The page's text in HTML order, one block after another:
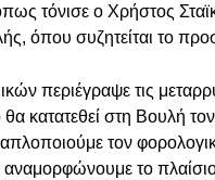
τόνισε ο Χρήστος
όπου συζητείται το
περιέγραψε τις
κατατεθεί στη Βουλή
τον
το